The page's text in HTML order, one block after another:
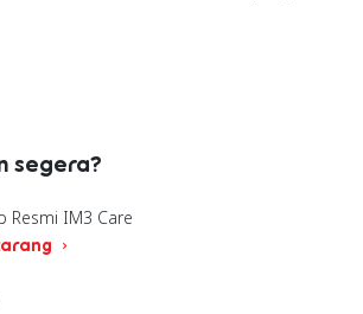
segera?
Resmi IM3 Care